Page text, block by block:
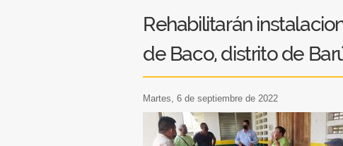
Rehabilitarán
de Baco, distrito de
martes, 6 de septiembre de 2022